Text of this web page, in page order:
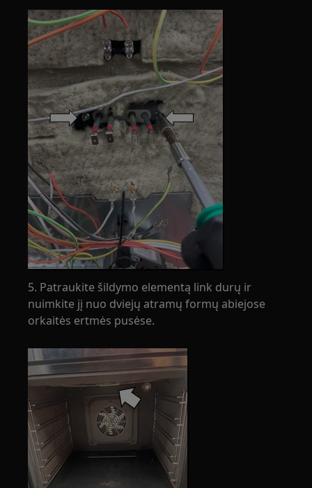
5. Patraukite šildymo elementą link durų ir
nuimkite jį nuo dviejų atramų formų abiejose
orkaitės ertmės pusėse.